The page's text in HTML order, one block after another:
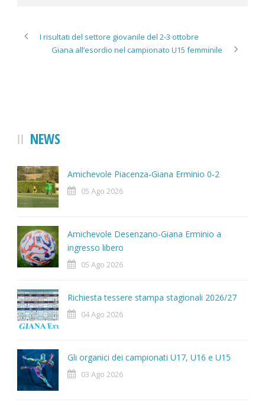
I risultati del settore giovanile del 2-3 ottobre
Giana all’esordio nel campionato U15 femminile
NEWS
Amichevole Piacenza-Giana Erminio 0-2
05 Ago 2026
Amichevole Desenzano-Giana Erminio a
ingresso libero
05 Ago 2026
Richiesta tessere stampa stagionali 2026/27
04 Ago 2026
Gli organici dei campionati U17, U16 e U15
03 Ago 2026